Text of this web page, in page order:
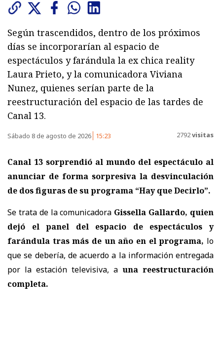
Según trascendidos, dentro de los próximos
días se incorporarían al espacio de
espectáculos y farándula la ex chica reality
Laura Prieto, y la comunicadora Viviana
Nunez, quienes serían parte de la
reestructuración del espacio de las tardes de
Canal 13.
Sábado 8 de agosto de 2026 15:23 2792visitas
Canal 13 sorprendió al mundo del espectáculo al
anunciar de forma sorpresiva la desvinculación
de dos figuras de su programa “Hay que Decirlo”.
Se trata de la comunicadora Gissella Gallardo, quien
dejó el panel del espacio de espectáculos y
farándula tras más de un año en el programa, lo
que se debería, de acuerdo a la información entregada
por la estación televisiva, a una reestructuración
completa.